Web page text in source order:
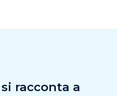
racconta a